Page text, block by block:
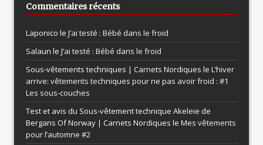
Commentaires récents
Laponico le J’ai testé : Bébé dans le froid
Salaun le J’ai testé : Bébé dans le froid
Sous-vêtements techniques | Carnets Nordiques le L’hiver
arrive: vêtements techniques pour ne pas avoir froid : #1
Les sous-couches
Test et avis du Sous-vêtement technique Akeleie de
Bergans Of Norway | Carnets Nordiques le Mes vêtements
pour l’automne #2